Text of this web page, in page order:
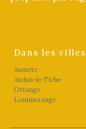
Dans les villes
Aumetz
Audun-le-Tiche
Ottange
Lommerange